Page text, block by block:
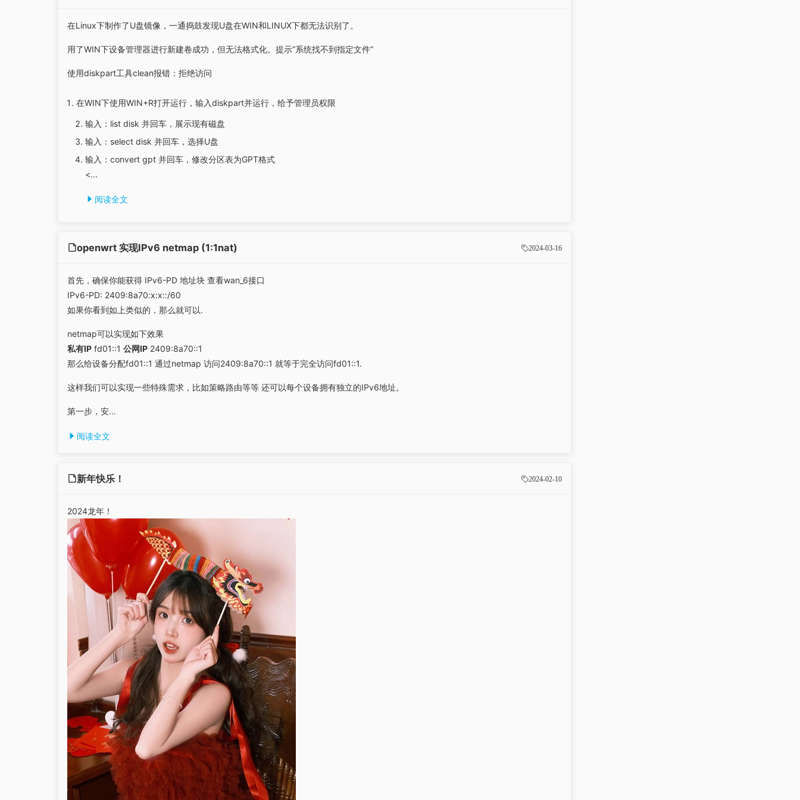
在Linux下制作了U盘镜像，一通捣鼓发现U盘在WIN和LINUX下都无法识别了。
用了WIN下设备管理器进行新建卷成功，但无法格式化。提示“系统找不到指定文件”
使用diskpart工具clean报错：拒绝访问
在WIN下使用WIN+R打开运行，输入diskpart并运行，给予管理员权限
输入：list disk 并回车，展示现有磁盘
输入：select disk 并回车，选择U盘
输入：convert gpt 并回车，修改分区表为GPT格式
<...
阅读全文
openwrt 实现IPv6 netmap (1:1nat) 2024-03-16
首先，确保你能获得 IPv6-PD 地址块 查看wan_6接口
IPv6-PD: 2409:8a70:x:x::/60
如果你看到如上类似的，那么就可以.
netmap可以实现如下效果
私有IP fd01::1 公网IP 2409:8a70::1
那么给设备分配fd01::1 通过netmap 访问2409:8a70::1 就等于完全访问fd01::1.
这样我们可以实现一些特殊需求，比如策略路由等等 还可以每个设备拥有独立的IPv6地址。
第一步，安...
阅读全文
新年快乐！ 2024-02-10
2024龙年！